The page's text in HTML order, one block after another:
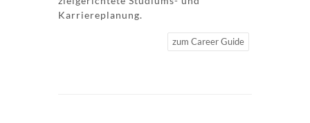
Karriereplanung.
zum Career Guide